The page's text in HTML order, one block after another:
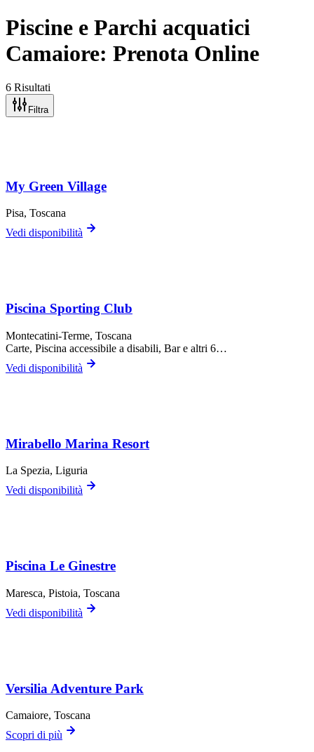
Piscine e Parchi acquatici
Camaiore: Prenota Online
6 Risultati
Filtra
My Green Village
Pisa, Toscana
Vedi disponibilità
Piscina Sporting Club
Montecatini-Terme, Toscana
Carte, Piscina accessibile a disabili, Bare altri 6…
Vedi disponibilità
Mirabello Marina Resort
La Spezia, Liguria
Vedi disponibilità
Piscina Le Ginestre
Maresca, Pistoia, Toscana
Vedi disponibilità
Versilia Adventure Park
Camaiore, Toscana
Scopri di più